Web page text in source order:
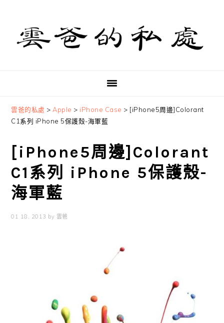
primary
navigation
content
primary
sidebar
雲爸的私處 > Apple > iPhone Case > [iPhone5周邊]Colorant
C1系列 iPhone 5保護殼-海軍藍
[iPhone5周邊]Colorant
C1系列 iPhone 5保護殼-
海軍藍
01 18, 2013 by 雲爸